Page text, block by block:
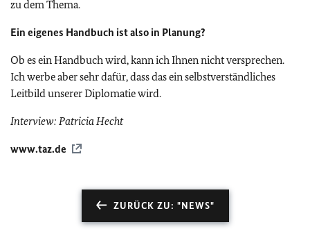
zu dem Thema.
Ein eigenes Handbuch ist also in Planung?
Ob es ein Handbuch wird, kann ich Ihnen nicht versprechen.
Ich werbe aber sehr dafür, dass das ein selbstverständliches
Leitbild unserer Diplomatie wird.
Interview: Patricia Hecht
www.taz.de
ZURÜCK ZU: "NEWS"